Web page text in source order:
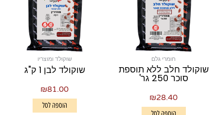
חומרי גלם
שוקולד חלב ללא תוספת
סוכר 250 גר'
₪28.40
שוקולד ומוצריו
שוקולד לבן 1 ק"ג
₪81.00
הוספה לסל